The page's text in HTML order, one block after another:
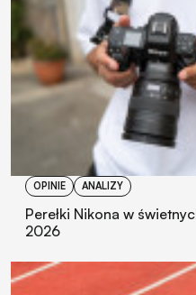
OPINIE ANALIZY
Perełki Nikona w
2026